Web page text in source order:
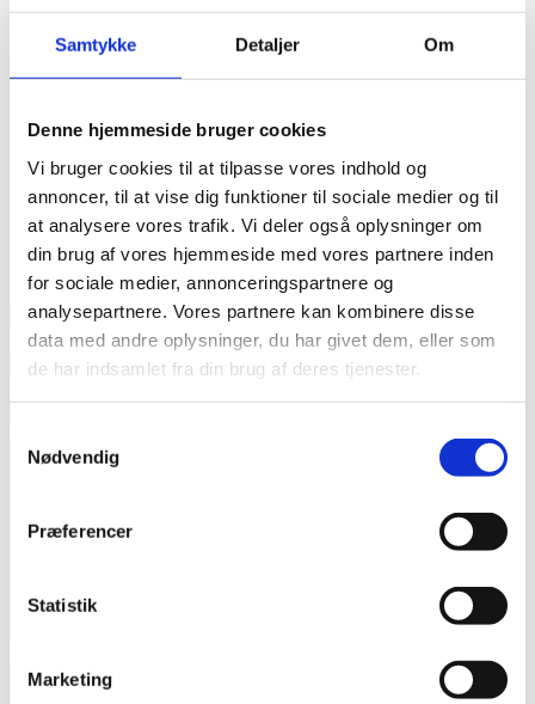
Samtykke Detaljer Om
Denne hjemmeside bruger cookies
Vi bruger cookies til at tilpasse vores indhold og
annoncer, til at vise dig funktioner til sociale medier og til
at analysere vores trafik. Vi deler også oplysninger om
din brug af vores hjemmeside med vores partnere inden
for sociale medier, annonceringspartnere og
analysepartnere. Vores partnere kan kombinere disse
data med andre oplysninger, du har givet dem, eller som
de har indsamlet fra din brug af deres tjenester.
Nødvendig
Præferencer
Statistik
Marketing
Book tid nu
60 85 27 85
caritabraham@gmail.com
Der er en sprække i alting. Det er sådan lyset
kommer ind
KONTAKT MIG HER